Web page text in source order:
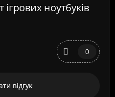
ноутбуків
0
відгук